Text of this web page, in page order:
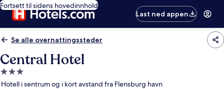
Fortsett til sidens hovedinnhold
Last ned appen
Se alle overnattingssteder
Central Hotel
Overnattingssted
med
Hotell i sentrum og i kort avstand fra Flensburg havn